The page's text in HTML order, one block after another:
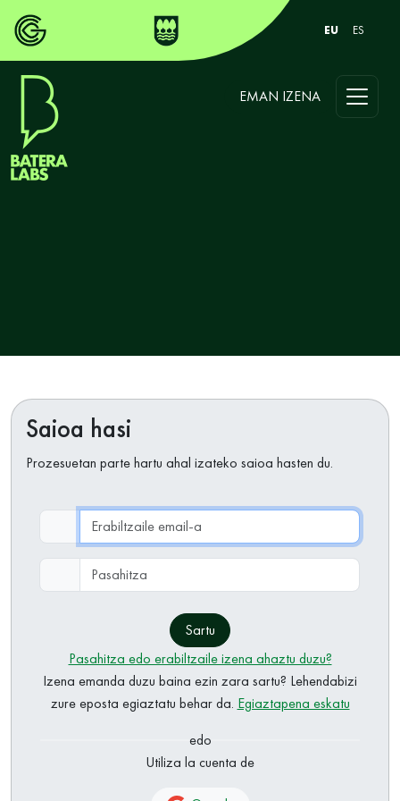
EU ES
EMAN IZENA
Saioa hasi
Prozesuetan parte hartu ahal izateko saioa hasten du.
Erabiltzaile email-a
Pasahitza
Sartu
Pasahitza edo erabiltzaile izena ahaztu duzu?
Izena emanda duzu baina ezin zara sartu? Lehendabizi
zure eposta egiaztatu behar da. Egiaztapena eskatu
edo
Utiliza la cuenta de